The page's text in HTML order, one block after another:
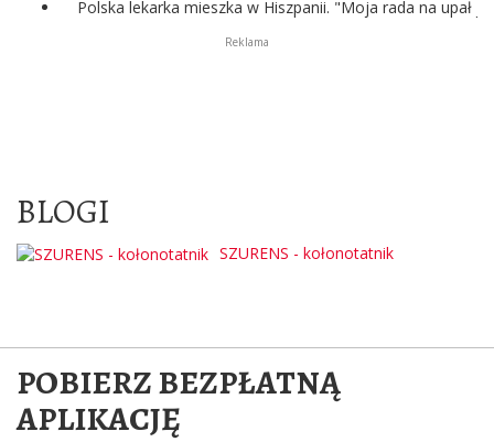
Polska lekarka mieszka w Hiszpanii. "Moja rada na upał
Reklama
BLOGI
SZURENS - kołonotatnik
POBIERZ BEZPŁATNĄ
APLIKACJĘ